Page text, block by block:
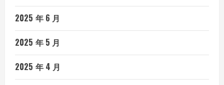
2025 年 6 月
2025 年 5 月
2025 年 4 月